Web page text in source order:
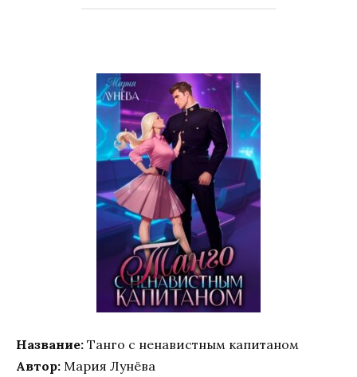
Название: Танго с ненавистным капитаном
Автор: Мария Лунёва